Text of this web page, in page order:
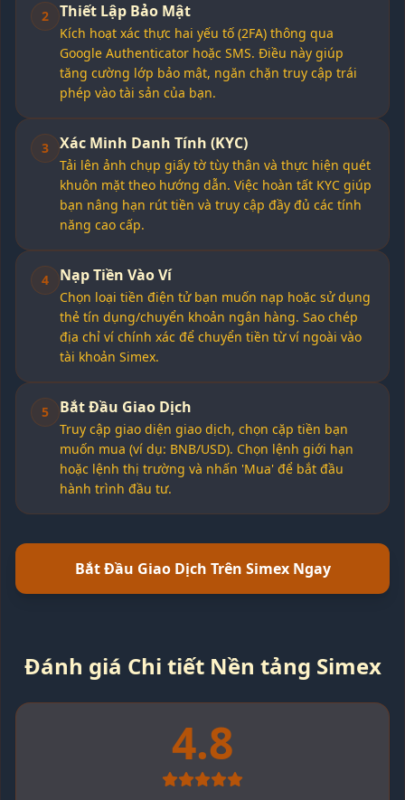
2 Thiết Lập Bảo Mật
Kích hoạt xác thực hai yếu tố (2FA) thông qua
Google Authenticator hoặc SMS. Điều này giúp
tăng cường lớp bảo mật, ngăn chặn truy cập trái
phép vào tài sản của bạn.
3 Xác Minh Danh Tính (KYC)
Tải lên ảnh chụp giấy tờ tùy thân và thực hiện quét
khuôn mặt theo hướng dẫn. Việc hoàn tất KYC giúp
bạn nâng hạn rút tiền và truy cập đầy đủ các tính
năng cao cấp.
4 Nạp Tiền Vào Ví
Chọn loại tiền điện tử bạn muốn nạp hoặc sử dụng
thẻ tín dụng/chuyển khoản ngân hàng. Sao chép
địa chỉ ví chính xác để chuyển tiền từ ví ngoài vào
tài khoản Simex.
5 Bắt Đầu Giao Dịch
Truy cập giao diện giao dịch, chọn cặp tiền bạn
muốn mua (ví dụ: BNB/USD). Chọn lệnh giới hạn
hoặc lệnh thị trường và nhấn 'Mua' để bắt đầu
hành trình đầu tư.
Bắt Đầu Giao Dịch Trên Simex Ngay
Đánh giá Chi tiết Nền tảng Simex
4.8